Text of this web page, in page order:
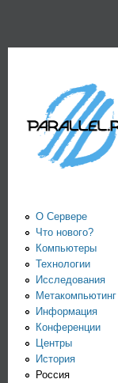
центр
О Сервере
Что нового?
Компьютеры
Технологии
Исследования
Метакомпьютинг
Информация
Конференции
Центры
История
Россия